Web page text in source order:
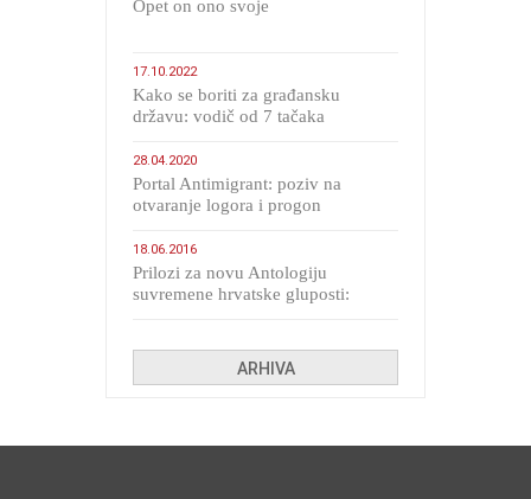
​Opet on ono svoje
17.10.2022
Kako se boriti za građansku
državu: vodič od 7 tačaka
28.04.2020
Portal Antimigrant: poziv na
otvaranje logora i progon
18.06.2016
Prilozi za novu Antologiju
suvremene hrvatske gluposti:
ARHIVA